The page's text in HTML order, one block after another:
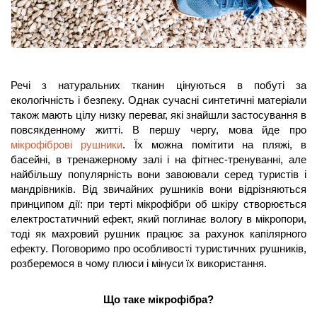
Речі з натуральних тканин цінуються в побуті за
екологічність і безпеку. Однак сучасні синтетичні матеріали
також мають цілу низку переваг, які знайшли застосування в
мікрофіброві рушники. Їх можна помітити на пляжі, в
басейні, в тренажерному залі і на фітнес-тренуванні, але
найбільшу популярність вони завоювали серед туристів і
мандрівників. Від звичайних рушників вони відрізняються
принципом дії: при терті мікрофібри об шкіру створюється
електростатичний ефект, який поглинає вологу в мікропори,
тоді як махровий рушник працює за рахунок капілярного
ефекту. Поговоримо про особливості туристичних рушників,
розберемося в чому плюси і мінуси їх використання.
Що таке мікрофібра?